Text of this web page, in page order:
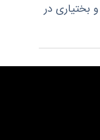
بختیاری در